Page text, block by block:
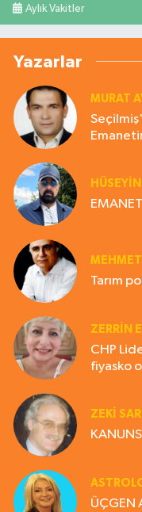
Aylık Vakitler
Yazarlar
MURAT
MEHMET
Tarım
ZERRIN
CHP
fiyasko
ZEKI
ÜÇGEN